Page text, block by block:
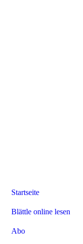
Startseite
Blättle online lesen
Abo